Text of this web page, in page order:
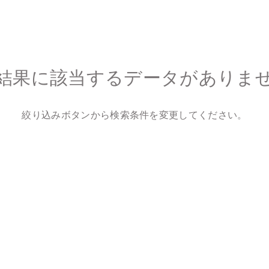
果に該当するデータがありま
絞り込みボタンから検索条件を変更してください。